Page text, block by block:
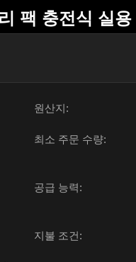
팩 충전식 실용
원산지:
최소 주문 수량:
공급 능력:
지불 조건: